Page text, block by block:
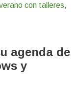
agenda de
y